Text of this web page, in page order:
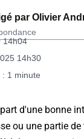
par Olivier
14h04
14h30
: 1 minute
d'une bonne
ou une partie de